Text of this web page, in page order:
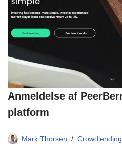
Anmeldelse af
platform
Mark Thorsen Crowdlending